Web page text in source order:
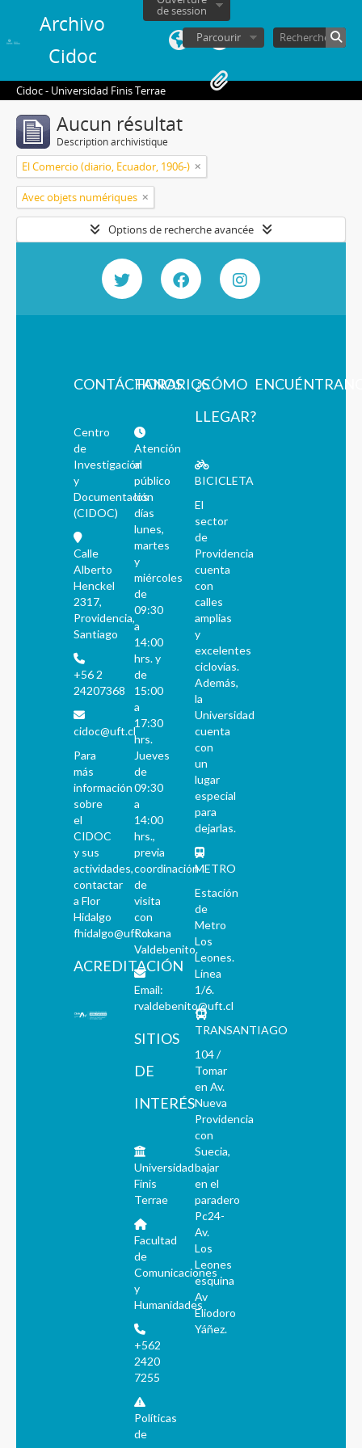
Archivo
Cidoc
de session
Parcourir
Cidoc - Universidad Finis Terrae
Aucun résultat
Description archivistique
El Comercio (diario, Ecuador, 1906-)
Avec objets numériques
Options de recherche avancée
CONTÁCTANOS
Centro
de
Investigación
y
Documentación
(CIDOC)
Calle
Alberto
Henckel
2317,
Providencia,
Santiago
+56 2
24207368
cidoc@uft.cl
Para
más
información
sobre
el
CIDOC
y sus
actividades,
contactar
a Flor
Hidalgo
fhidalgo@uft.cl
ACREDITACIÓN
HORARIOS
Atención
al
público
los
días
lunes,
martes
y
miércoles
de
09:30
a
14:00
hrs. y
de
15:00
a
17:30
hrs.
Jueves
de
09:30
a
14:00
hrs.,
previa
coordinación
de
visita
con
Roxana
Valdebenito.
Email:
rvaldebenito@uft.cl
SITIOS
DE
INTERÉS
Universidad
Finis
Terrae
Facultad
de
Comunicaciones
y
Humanidades
+562
2420
7255
Políticas
de
¿CÓMO
LLEGAR?
BICICLETA
El
sector
de
Providencia
cuenta
con
calles
amplias
y
excelentes
ciclovías.
Además,
la
Universidad
cuenta
con
un
lugar
especial
para
dejarlas.
METRO
Estación
de
Metro
Los
Leones.
Línea
1/6.
TRANSANTIAGO
104 /
Tomar
en Av.
Nueva
Providencia
con
Suecia,
bajar
en el
paradero
Pc24-
Av.
Los
Leones
esquina
Av
Eliodoro
Yáñez.